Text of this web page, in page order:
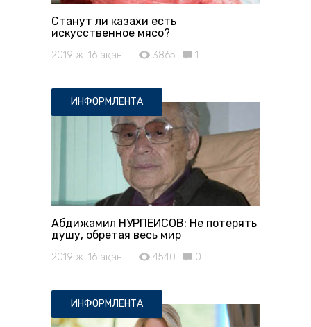
Станут ли казахи есть
искусственное мясо?
2019 ж. 16 ақпан 3865 1
ИНФОРМЛЕНТА
Абдижамил НУРПЕИСОВ: Не потерять
душу, обретая весь мир
2019 ж. 16 ақпан 4540 0
ИНФОРМЛЕНТА